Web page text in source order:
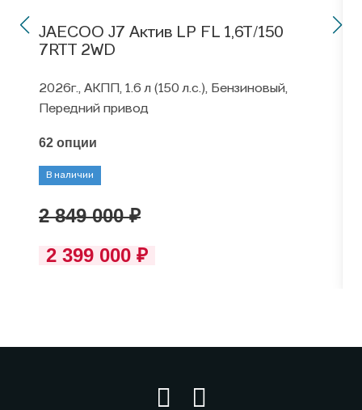
JAECOO J7 Актив LP FL 1,6T/150
7RTT 2WD
2026г., АКПП, 1.6 л (150 л.с.), Бензиновый,
Передний привод
62 опции
В наличии
2 849 000 ₽
2 399 000 ₽